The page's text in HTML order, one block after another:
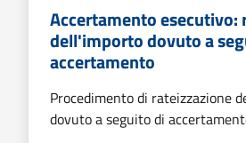
Accertamento esecutivo:
dell'importo dovuto a
accertamento
Procedimento di rateizzazione
dovuto a seguito di